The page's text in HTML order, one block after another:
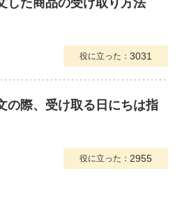
した商品の受け取り方法
役に立った： 3031
の際、受け取る日にちは指
役に立った： 2955